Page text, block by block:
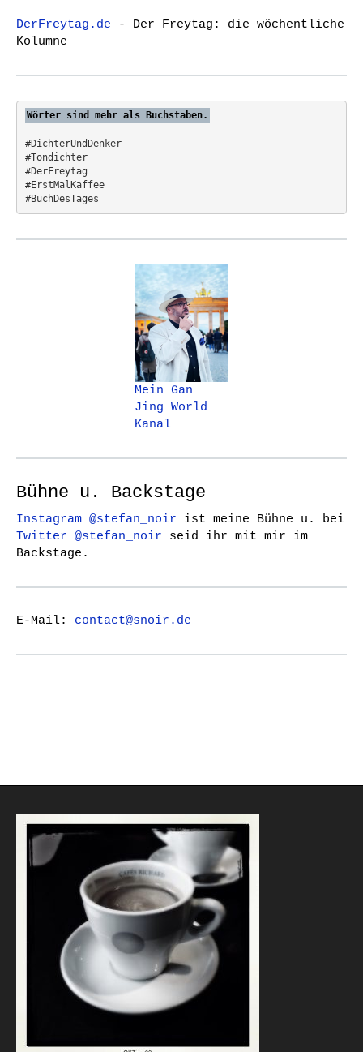
a
t
o
n
h
f
r
DerFreytag.de - Der Freytag: die wöchentliche
Kolumne
Wörter sind mehr als Buchstaben.
#DichterUndDenker
#Tondichter
#DerFreytag
#ErstMalKaffee
#BuchDesTages
Mein Gan
Jing World
Kanal
Bühne u. Backstage
Instagram @stefan_noir ist meine Bühne u. bei
Twitter @stefan_noir seid ihr mit mir im
Backstage.
E-Mail: contact@snoir.de